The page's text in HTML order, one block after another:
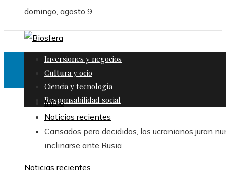
domingo, agosto 9
Inversiones y negocios
Cultura y ocio
Ciencia y tecnología
Responsabilidad social
Inicio
Noticias recientes
Cansados ​​pero decididos, los ucranianos juran
inclinarse ante Rusia
Noticias recientes